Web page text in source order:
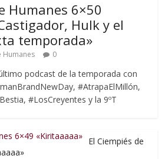
Humanes 6×50
Hulk y el
temporada»
Humanes 0
podcast de la temporada con
#AtrapaElMillón,
#LosCreyentes y la 9ºT
El Ciempiés de